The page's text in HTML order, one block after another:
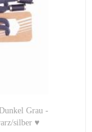
Grau -
silber ♥